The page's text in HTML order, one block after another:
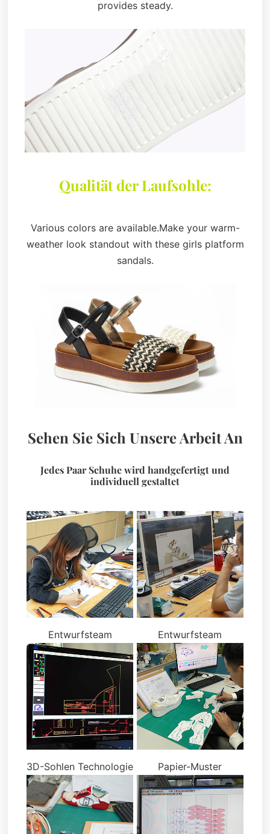
provides steady.
Qualität der Laufsohle:
Various colors are available.Make your warm-
weather look standout with these girls platform
sandals.
Sehen Sie Sich Unsere Arbeit An
Jedes Paar Schuhe wird handgefertigt und
individuell gestaltet
Entwurfsteam Entwurfsteam
3D-Sohlen Technologie Papier-Muster